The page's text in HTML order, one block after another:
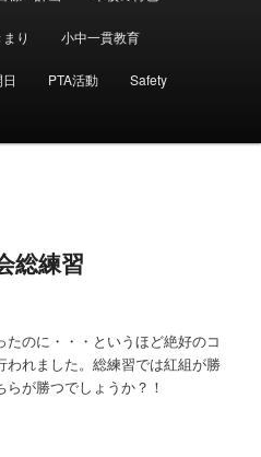
り 小中一貫教育
PTA活動 Safety
総練習
のに・・・というほど絶好のコ
われました。総練習では紅組が勝
が勝つでしょうか？！